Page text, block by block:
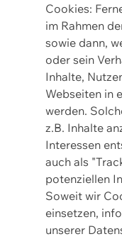
Cookies:
im Rahmen
sowie dann,
oder sein
Inhalte,
Webseiten in
werden.
z.B. Inhalte
Interessen
auch als
potenziellen
Soweit wir
einsetzen,
unserer